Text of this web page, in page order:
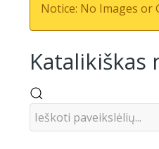
Notice: No Images or
Katalikiškas